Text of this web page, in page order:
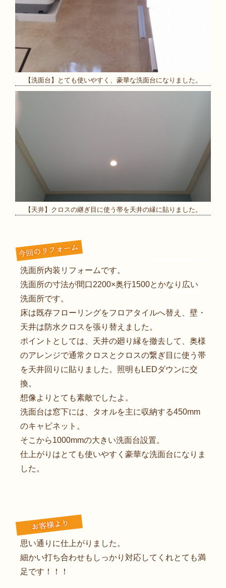
【洗面台】とても使いやすく、豪華な洗面台になりました。
【天井】クロスの継ぎ目に使う帯を天井の縁に貼りました。
洗面所内装リフォームです。
洗面所の寸法が間口2200×奥行1500とかなり広い
洗面所です。
床は既存フローリングをフロアタイルへ替え、壁・
天井は防水クロスを張り替えました。
ポイントとしては、天井の廻り縁を撤去して、奥様
のアレンジで通常クロスとクロスの繋ぎ目に使う帯
を天井回りに貼りました。照明もLEDダウンに交
換。
想像よりとても素敵でしたよ。
洗面台は窓下には、タオルを主に収納する450mm
のキャビネット。
そこから1000mmの大きい洗面台設置。
仕上がりはとても使いやすく豪華な洗面台になりま
した。
思い通りに仕上がりました。
細かい打ち合わせもしっかり対応してくれとても満
足です！！！